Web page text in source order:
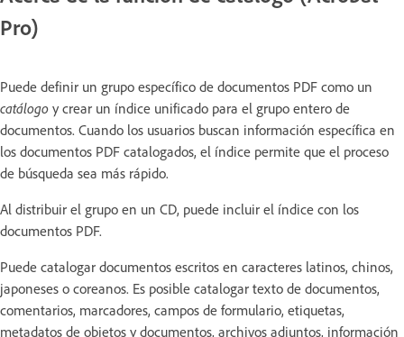
Pro)
Puede definir un grupo específico de documentos PDF como un
catálogo y crear un índice unificado para el grupo entero de
documentos. Cuando los usuarios buscan información específica en
los documentos PDF catalogados, el índice permite que el proceso
de búsqueda sea más rápido.
Al distribuir el grupo en un CD, puede incluir el índice con los
documentos PDF.
Puede catalogar documentos escritos en caracteres latinos, chinos,
japoneses o coreanos. Es posible catalogar texto de documentos,
comentarios, marcadores, campos de formulario, etiquetas,
metadatos de objetos y documentos, archivos adjuntos, información